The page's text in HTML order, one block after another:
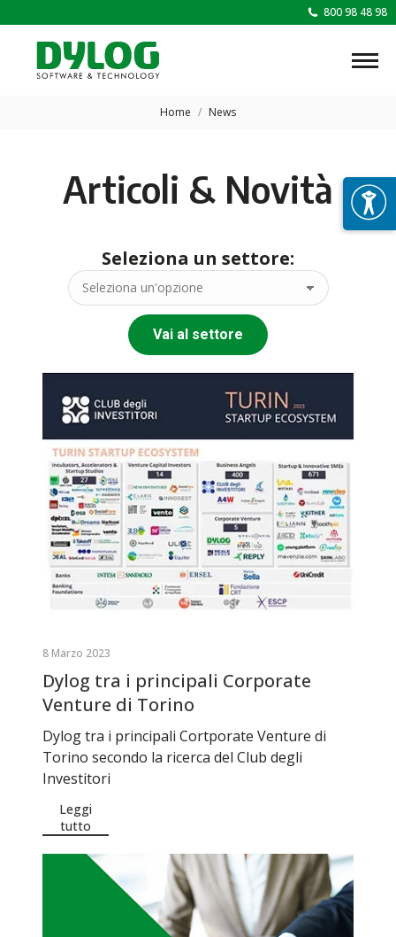
800 98 48 98
Tu sei qui:
Home News
Articoli & Novità
Seleziona un settore:
Vai al settore
8 Marzo 2023
Dylog tra i principali Corporate
Venture di Torino
Dylog tra i principali Cortporate Venture di
Torino secondo la ricerca del Club degli
Investitori
Leggi
tutto